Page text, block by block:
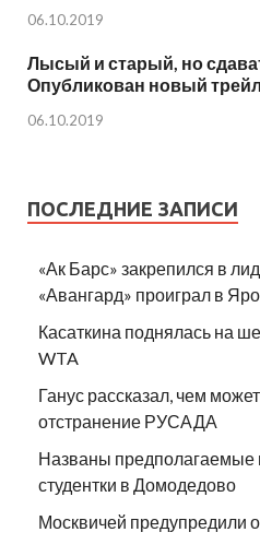
06.10.2019
Лысый и старый, но
Опубликован новый
06.10.2019
ПОСЛЕДНИЕ ЗАПИСИ
«Ак Барс» закрепился в
«Авангард» проиграл в
Касаткина поднялась на
WTA
Ганус рассказал, чем
отстранение РУСАДА
Названы предполагаемые
студентки в Домодедово
Москвичей предупредили